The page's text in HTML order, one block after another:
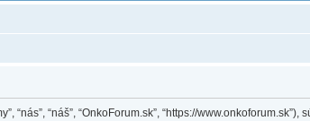
“nás”, “náš”, “OnkoForum.sk”, “https://